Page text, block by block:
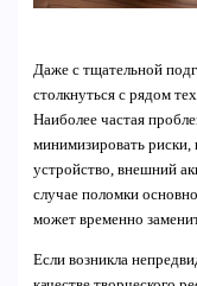
Даже с тщательной
столкнуться с рядом
Наиболее частая
минимизировать риски,
устройство, внешний
случае поломки
может временно
Если возникла